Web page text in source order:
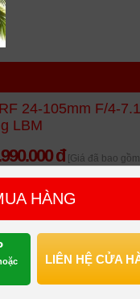
24-105mm F/4-
LBM
đ [Giá đã bao gồm
HÀNG
LIÊN HỆ CỬA